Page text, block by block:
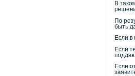
В
По
быть
Если в
Если
Если